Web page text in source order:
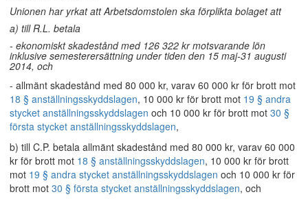
Unionen har yrkat att Arbetsdomstolen ska förplikta bolaget att
a) till R.L. betala
- ekonomiskt skadestånd med 126 322 kr motsvarande lön
inklusive semesterersättning under tiden den 15 maj-31 augusti
2014, och
- allmänt skadestånd med 80 000 kr, varav 60 000 kr för brott mot
18 § anställningsskyddslagen, 10 000 kr för brott mot 19 § andra
stycket anställningsskyddslagen och 10 000 kr för brott mot 30 §
första stycket anställningsskyddslagen,
b) till C.P. betala allmänt skadestånd med 80 000 kr, varav 60 000
kr för brott mot 18 § anställningsskyddslagen, 10 000 kr för brott
mot 19 § andra stycket anställningsskyddslagen och 10 000 kr för
brott mot 30 § första stycket anställningsskyddslagen, och